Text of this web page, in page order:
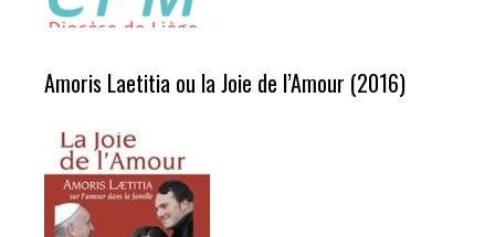
Amoris Laetitia ou la Joie de l’Amour (2016)